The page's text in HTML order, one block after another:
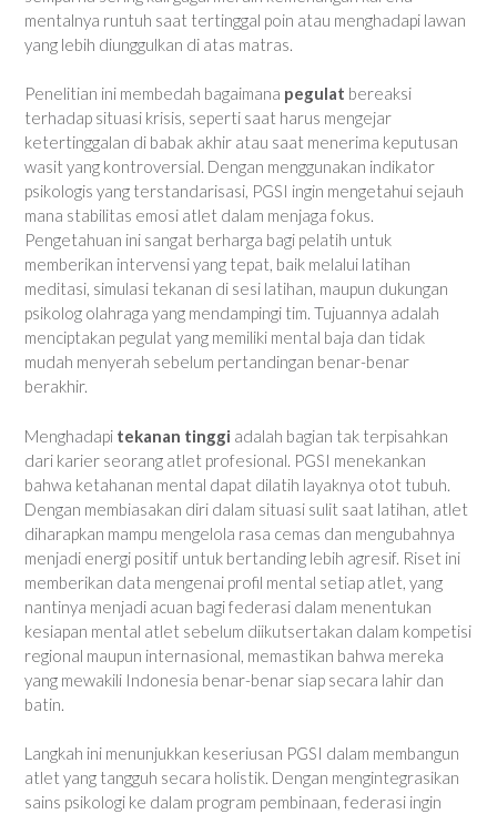
mentalnya runtuh saat tertinggal poin atau menghadapi lawan
yang lebih diunggulkan di atas matras.
Penelitian ini membedah bagaimana pegulat bereaksi
terhadap situasi krisis, seperti saat harus mengejar
ketertinggalan di babak akhir atau saat menerima keputusan
wasit yang kontroversial. Dengan menggunakan indikator
psikologis yang terstandarisasi, PGSI ingin mengetahui sejauh
mana stabilitas emosi atlet dalam menjaga fokus.
Pengetahuan ini sangat berharga bagi pelatih untuk
memberikan intervensi yang tepat, baik melalui latihan
meditasi, simulasi tekanan di sesi latihan, maupun dukungan
psikolog olahraga yang mendampingi tim. Tujuannya adalah
menciptakan pegulat yang memiliki mental baja dan tidak
mudah menyerah sebelum pertandingan benar-benar
berakhir.
Menghadapi tekanan tinggi adalah bagian tak terpisahkan
dari karier seorang atlet profesional. PGSI menekankan
bahwa ketahanan mental dapat dilatih layaknya otot tubuh.
Dengan membiasakan diri dalam situasi sulit saat latihan, atlet
diharapkan mampu mengelola rasa cemas dan mengubahnya
menjadi energi positif untuk bertanding lebih agresif. Riset ini
memberikan data mengenai profil mental setiap atlet, yang
nantinya menjadi acuan bagi federasi dalam menentukan
kesiapan mental atlet sebelum diikutsertakan dalam kompetisi
regional maupun internasional, memastikan bahwa mereka
yang mewakili Indonesia benar-benar siap secara lahir dan
batin.
Langkah ini menunjukkan keseriusan PGSI dalam membangun
atlet yang tangguh secara holistik. Dengan mengintegrasikan
sains psikologi ke dalam program pembinaan, federasi ingin